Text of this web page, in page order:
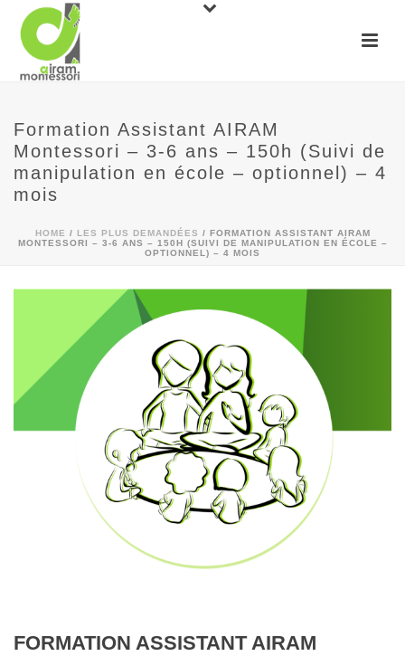
Formation Assistant AIRAM
Montessori – 3-6 ans – 150h (Suivi de
manipulation en école – optionnel) – 4
mois
HOME / LES PLUS DEMANDÉES / FORMATION ASSISTANT AIRAM
MONTESSORI – 3-6 ANS – 150H (SUIVI DE MANIPULATION EN ÉCOLE –
OPTIONNEL) – 4 MOIS
FORMATION ASSISTANT AIRAM